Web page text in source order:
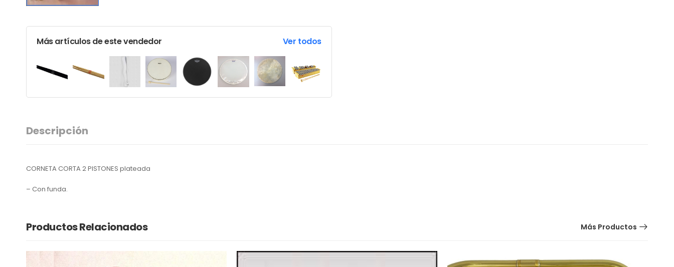
Más artículos de este vendedor Ver todos
Descripción
CORNETA CORTA 2 PISTONES plateada
– Con funda.
Productos Relacionados Más Productos